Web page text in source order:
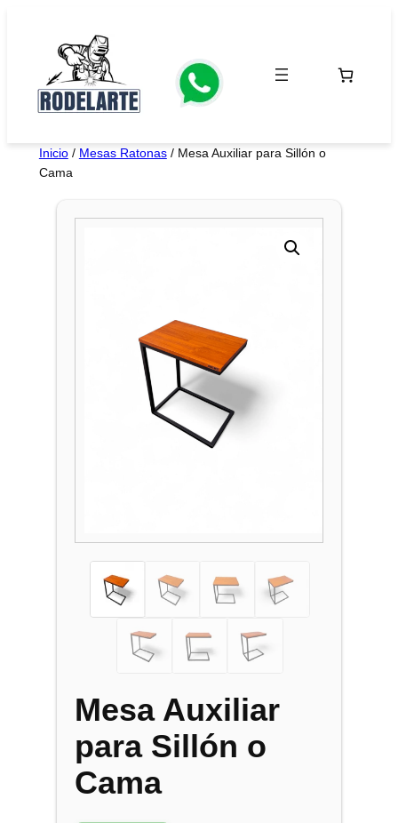
contenido
Inicio/ Mesas Ratonas/ Mesa Auxiliar para Sillón o
Cama
Mesa Auxiliar
para Sillón o
Cama